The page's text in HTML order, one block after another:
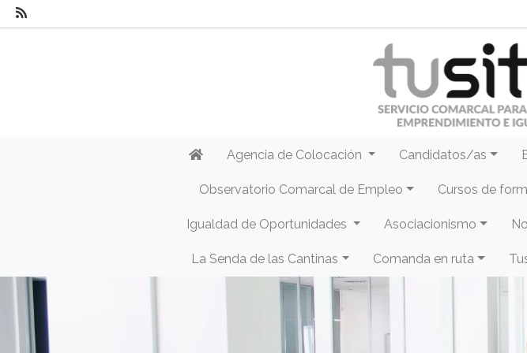
Agencia de Colocación Candidatos/as
Observatorio Comarcal de Empleo Cursos de
Igualdad de Oportunidades Asociacionismo
La Senda de las Cantinas Comanda en ruta